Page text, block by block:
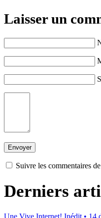
Laisser un
Suivre les commentaires
Derniers
Une Vive Internet! Inédit • 14